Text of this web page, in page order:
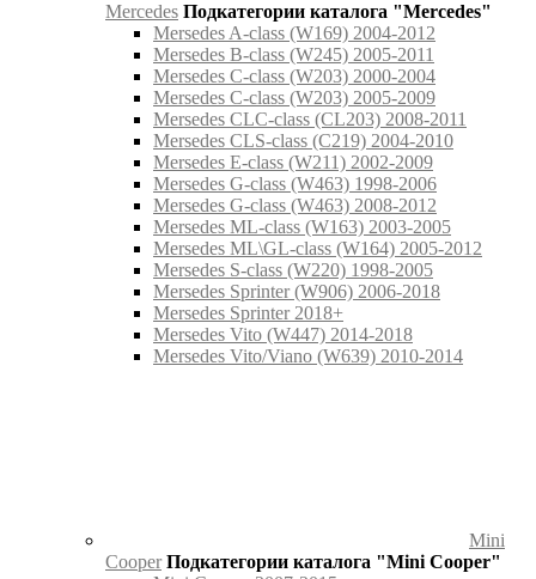
Mercedes Подкатегории каталога "Mercedes"
Mersedes A-class (W169) 2004-2012
Mersedes B-class (W245) 2005-2011
Mersedes C-class (W203) 2000-2004
Mersedes C-class (W203) 2005-2009
Mersedes CLC-class (CL203) 2008-2011
Mersedes CLS-class (C219) 2004-2010
Mersedes E-class (W211) 2002-2009
Mersedes G-class (W463) 1998-2006
Mersedes G-class (W463) 2008-2012
Mersedes ML-class (W163) 2003-2005
Mersedes ML\GL-class (W164) 2005-2012
Mersedes S-class (W220) 1998-2005
Mersedes Sprinter (W906) 2006-2018
Mersedes Sprinter 2018+
Mersedes Vito (W447) 2014-2018
Mersedes Vito/Viano (W639) 2010-2014
Mini
Cooper Подкатегории каталога "Mini Cooper"